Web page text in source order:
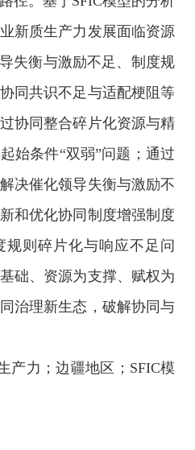
新质生产力发展面临资源
失衡与激励不足、制度规
同共识不足与适配梗阻等
协同整合碎片化资源与精
始条件“双弱”问题；通过
决催化领导失衡与激励不
和优化协同制度增强制度
则碎片化与响应不足问
础、资源为支撑、赋权为
治理新生态，破解协同与
产力；边疆地区；SFIC模